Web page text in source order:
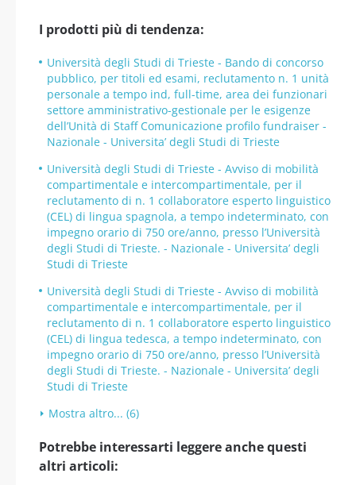
I prodotti più di tendenza:
Università degli Studi di Trieste - Bando di concorso
pubblico, per titoli ed esami, reclutamento n. 1 unità
personale a tempo ind, full-time, area dei funzionari
settore amministrativo-gestionale per le esigenze
dell’Unità di Staff Comunicazione profilo fundraiser -
Nazionale - Universita’ degli Studi di Trieste
Università degli Studi di Trieste - Avviso di mobilità
compartimentale e intercompartimentale, per il
reclutamento di n. 1 collaboratore esperto linguistico
(CEL) di lingua spagnola, a tempo indeterminato, con
impegno orario di 750 ore/anno, presso l’Università
degli Studi di Trieste. - Nazionale - Universita’ degli
Studi di Trieste
Università degli Studi di Trieste - Avviso di mobilità
compartimentale e intercompartimentale, per il
reclutamento di n. 1 collaboratore esperto linguistico
(CEL) di lingua tedesca, a tempo indeterminato, con
impegno orario di 750 ore/anno, presso l’Università
degli Studi di Trieste. - Nazionale - Universita’ degli
Studi di Trieste
Mostra altro... (6)
Potrebbe interessarti leggere anche questi
altri articoli: